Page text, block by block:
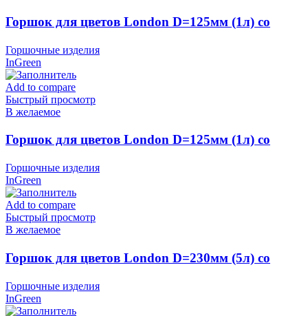
Горшок для цветов London D=125мм (1л) со
Горшочные изделия
InGreen
Add to compare
Быстрый просмотр
В желаемое
Горшок для цветов London D=125мм (1л) со
Горшочные изделия
InGreen
Add to compare
Быстрый просмотр
В желаемое
Горшок для цветов London D=230мм (5л) со
Горшочные изделия
InGreen